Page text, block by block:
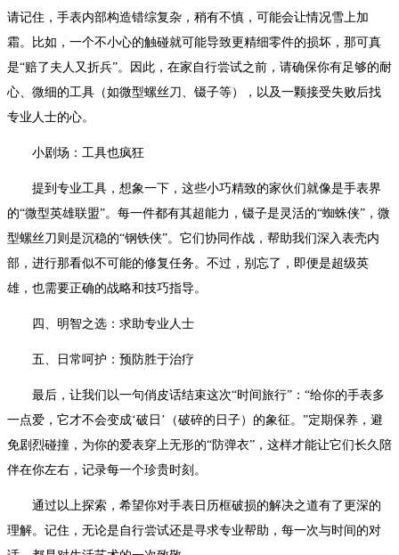
黑龙江省佳木斯市向阳区长安路帝舵售后服务中心（需提前预约）
黑龙江省牡丹江市东安区太平路帝舵售后服务中心（需提前预约）
黑龙江省七台河市桃山区大同街帝舵售后服务中心（需提前预约）
黑龙江省伊春市伊美区通河路帝舵售后服务中心（需提前预约）
吉林省松原市宁江区五环大街帝舵售后服务中心（需提前预约）
吉林省通化市东昌区环通乡江南大街帝舵售后服务中心（需提前预约）
吉林省延边市延吉市解放路帝舵售后服务中心（需提前预约）
请记住，手表内部构造错综复杂，稍有不慎，可能会让情况雪上加
霜。比如，一个不小心的触碰就可能导致更精细零件的损坏，那可真
是“赔了夫人又折兵”。因此，在家自行尝试之前，请确保你有足够的耐
心、微细的工具（如微型螺丝刀、镊子等），以及一颗接受失败后找
专业人士的心。
小剧场：工具也疯狂
提到专业工具，想象一下，这些小巧精致的家伙们就像是手表界
的“微型英雄联盟”。每一件都有其超能力，镊子是灵活的“蜘蛛侠”，微
型螺丝刀则是沉稳的“钢铁侠”。它们协同作战，帮助我们深入表壳内
部，进行那看似不可能的修复任务。不过，别忘了，即便是超级英
雄，也需要正确的战略和技巧指导。
四、明智之选：求助专业人士
五、日常呵护：预防胜于治疗
最后，让我们以一句俏皮话结束这次“时间旅行”：“给你的手表多
一点爱，它才不会变成‘破日’（破碎的日子）的象征。”定期保养，避
免剧烈碰撞，为你的爱表穿上无形的“防弹衣”，这样才能让它们长久陪
伴在你左右，记录每一个珍贵时刻。
通过以上探索，希望你对手表日历框破损的解决之道有了更深的
理解。记住，无论是自行尝试还是寻求专业帮助，每一次与时间的对